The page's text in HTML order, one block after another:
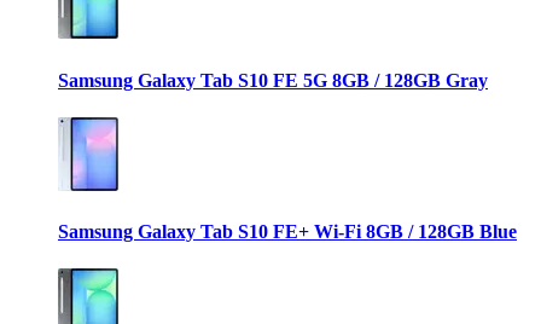
Samsung Galaxy Tab S10 FE 5G 8GB / 128GB Gray
Samsung Galaxy Tab S10 FE+ Wi-Fi 8GB / 128GB Blue